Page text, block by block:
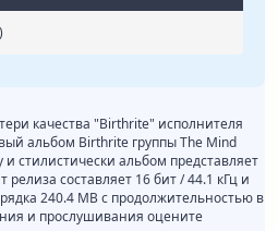
качества "Birthrite" исполнителя
альбом Birthrite группы The Mind
и стилистически альбом представляет
релиза составляет 16 бит / 44.1 кГц и
240.4 MB с продолжительностью в
и прослушивания оцените